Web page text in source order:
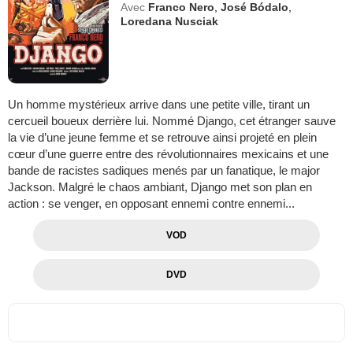
Avec Franco Nero ,José Bódalo
Loredana Nusciak
Un homme mystérieux arrive dans une petite ville, tirant un
cercueil boueux derrière lui. Nommé Django, cet étranger sauve
la vie d’une jeune femme et se retrouve ainsi projeté en plein
cœur d’une guerre entre des révolutionnaires mexicains et une
bande de racistes sadiques menés par un fanatique, le major
Jackson. Malgré le chaos ambiant, Django met son plan en
action : se venger, en opposant ennemi contre ennemi...
VOD
DVD